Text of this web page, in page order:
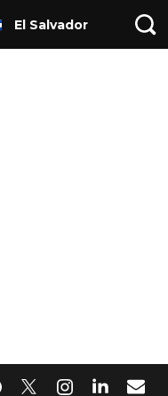
El Salvador